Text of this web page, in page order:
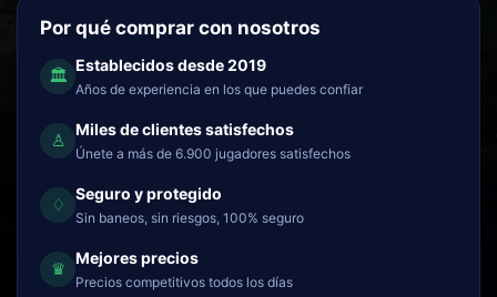
Por qué comprar con nosotros
🏛
Establecidos desde 2019
Años de experiencia en los que puedes confiar
♙
Miles de clientes satisfechos
Únete a más de 6.900 jugadores satisfechos
♢
Seguro y protegido
Sin baneos, sin riesgos, 100% seguro
♛
Mejores precios
Precios competitivos todos los días